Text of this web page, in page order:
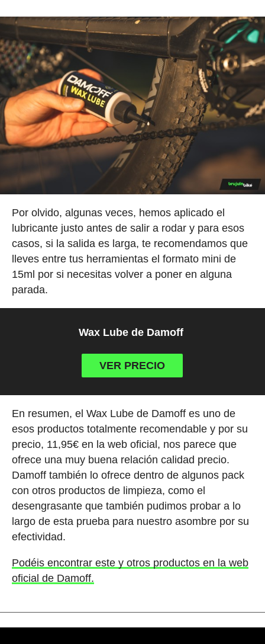
Por olvido, algunas veces, hemos aplicado el
lubricante justo antes de salir a rodar y para esos
casos, si la salida es larga, te recomendamos que
lleves entre tus herramientas el formato mini de
15ml por si necesitas volver a poner en alguna
parada.
Wax Lube de Damoff
VER PRECIO
En resumen, el Wax Lube de Damoff es uno de
esos productos totalmente recomendable y por su
precio, 11,95€ en la web oficial, nos parece que
ofrece una muy buena relación calidad precio.
Damoff también lo ofrece dentro de algunos pack
con otros productos de limpieza, como el
desengrasante que también pudimos probar a lo
largo de esta prueba para nuestro asombre por su
efectividad.
Podéis encontrar este y otros productos en la web
oficial de Damoff.